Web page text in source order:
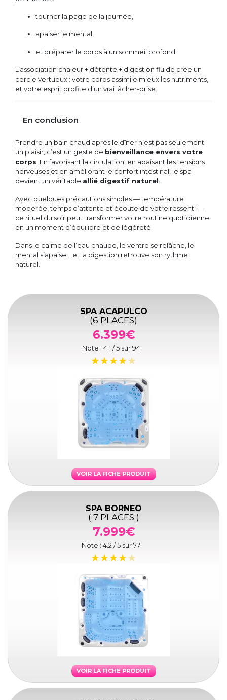
tourner la page de la journée,
apaiser le mental,
et préparer le corps à un sommeil profond.
L’association chaleur + détente + digestion fluide crée un
cercle vertueux : votre corps assimile mieux les nutriments,
et votre esprit profite d’un vrai lâcher-prise.
En conclusion
Prendre un bain chaud après le dîner n’est pas seulement
un plaisir, c’est un geste de bienveillance envers votre
corps . En favorisant la circulation, en apaisant les tensions
nerveuses et en améliorant le confort intestinal, le spa
devient un véritable allié digestif naturel
Avec quelques précautions simples — température
modérée, temps d’attente et écoute de votre ressenti —
ce rituel du soir peut transformer votre routine quotidienne
en un moment d’équilibre et de légèreté.
Dans le calme de l’eau chaude, le ventre se relâche, le
mental s’apaise… et la digestion retrouve son rythme
naturel.
SPA ACAPULCO
(6 PLACES)
6.399€
Note : 4.1 / 5 sur94
VOIR LA FICHE PRODUIT
SPA BORNEO
( 7 PLACES )
7.999€
Note : 4.2 / 5 sur77
VOIR LA FICHE PRODUIT